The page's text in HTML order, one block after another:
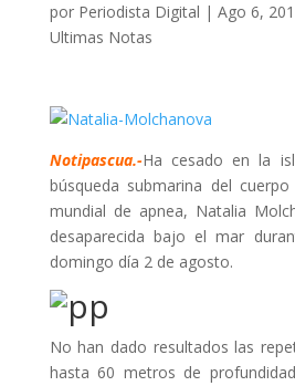
por Periodista Digital | Ago 6,
Ultimas Notas
Notipascua.-Ha cesado en la
búsqueda submarina del
mundial de apnea, Natalia
desaparecida bajo el mar
domingo día 2 de agosto.
No han dado resultados las
hasta 60 metros de